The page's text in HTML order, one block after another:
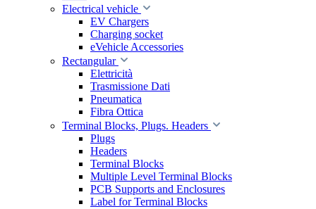
Electrical vehicle
EV Chargers
Charging socket
eVehicle Accessories
Rectangular
Elettricità
Trasmissione Dati
Pneumatica
Fibra Ottica
Terminal Blocks, Plugs. Headers
Plugs
Headers
Terminal Blocks
Multiple Level Terminal Blocks
PCB Supports and Enclosures
Label for Terminal Blocks